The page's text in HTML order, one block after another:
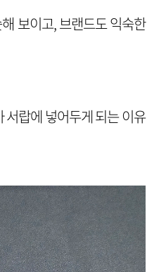
보이고, 브랜드도 익숙한
서랍에 넣어두게 되는 이유